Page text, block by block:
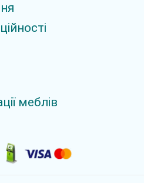
меблів